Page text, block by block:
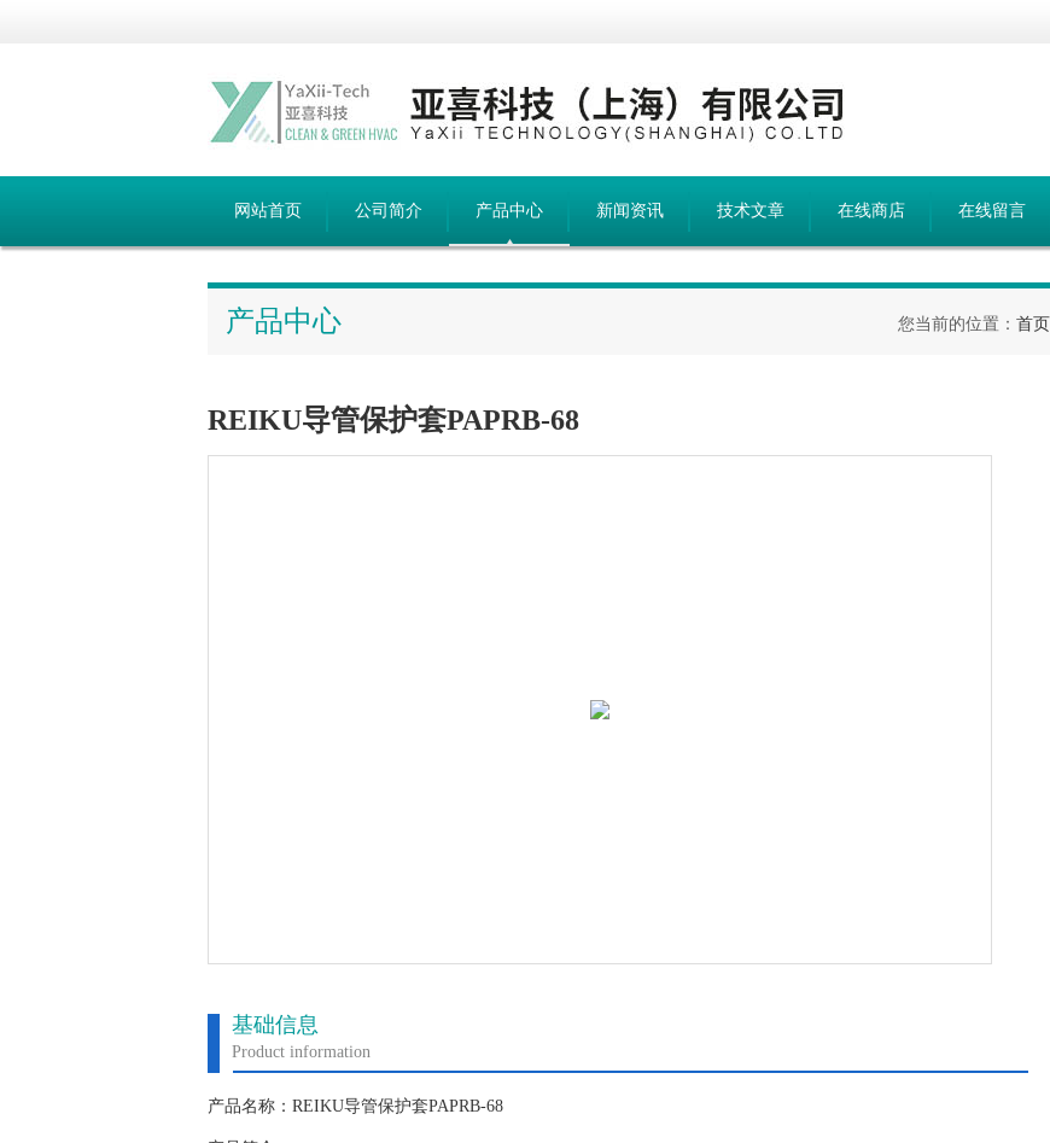
网站首页 公司简介 产品中心 新闻资讯 技术文章 在线商店 在线留言
产品中心 您当前的位置： 首页
REIKU导管保护套PAPRB-68
基础信息
Product information
产品名称：REIKU导管保护套PAPRB-68